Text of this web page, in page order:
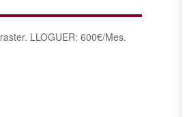
LLOGUER: 600€/Mes.